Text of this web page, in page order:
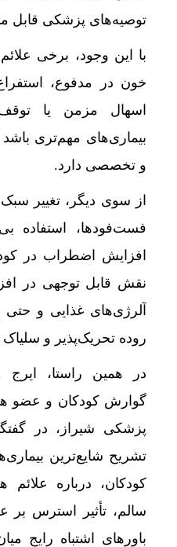
توصیه‌های پزشکی قابل
با این وجود، برخی
خون در مدفوع،
اسهال مزمن یا
بیماری‌های مهم‌تری
و تخصصی دارد.
از سوی دیگر، تغییر
فست‌فودها، استفاده
افزایش اضطراب در
نقش قابل توجهی در
آلرژی‌های غذایی و حتی
روده تحریک‌پذیر و
در همین راستا،
گوارش کودکان و عضو
پزشکی شیراز، در
تشریح شایع‌ترین
کودکان، درباره علائم
سالم، تأثیر استرس بر
باورهای اشتباه رایج